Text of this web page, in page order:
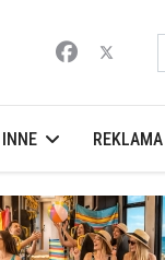
INNE REKLAMA